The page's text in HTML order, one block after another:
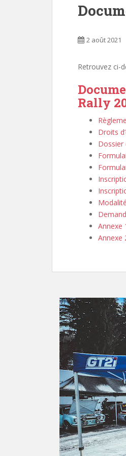
2 août 2021
Retrouvez ci-
Rally
Droits
Dossier
Annexe
Annexe